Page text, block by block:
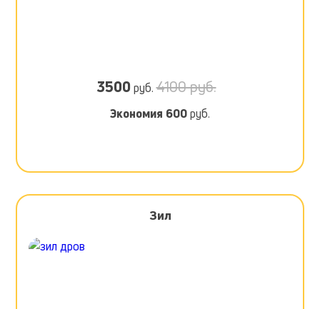
3500 руб.4100 руб.
Экономия 600руб.
Зил